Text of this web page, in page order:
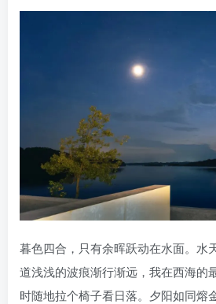
暮色四合，只有余晖跃动在水面。水
道浅浅的波痕渐行渐远，我在西海的
时随地拉个椅子看日落。夕阳如同熔